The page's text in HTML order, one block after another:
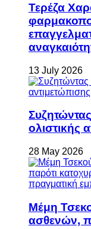
Τερέζα
13 July 2026
ολιστικής
28 May 2026
Μέμη
ασθενών,